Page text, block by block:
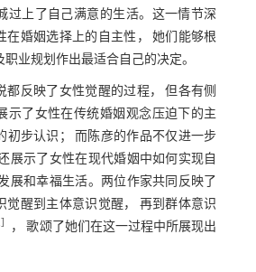
过上了自己满意的生活。这一情节深
在婚姻选择上的自主性， 她们能够根
业规划作出最适合自己的决定。
都反映了女性觉醒的过程， 但各有侧
示了女性在传统婚姻观念压迫下的主
初步认识； 而陈彦的作品不仅进一步
展示了女性在现代婚姻中如何实现自
展和幸福生活。两位作家共同反映了
觉醒到主体意识觉醒， 再到群体意识
， 歌颂了她们在这一过程中所展现出